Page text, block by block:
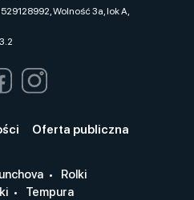
Wolność 3a, lok A,
Oferta publiczna
Rolki
Tempura